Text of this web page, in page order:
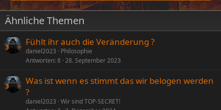
Ähnliche Themen
Fühlt ihr auch die Veränderung ?
daniel2023
Philosophie
Antworten 8 28. September 2023
Was ist wenn es stimmt das wir belogen werden
?
daniel2023 Wir sind TOP-SECRET!